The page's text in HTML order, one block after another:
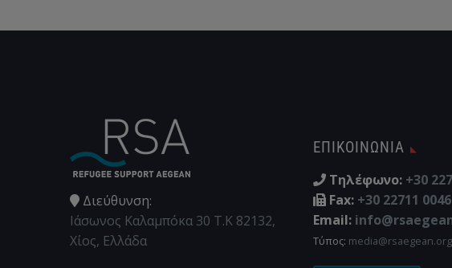
Διεύθυνση:
Ιάσωνος Καλαμπόκα 30 Τ.Κ 82132,
Χίος, Ελλάδα
ΕΠΙΚΟΙΝΩΝΊΑ
Τηλέφωνο: +30
Fax: +30 22711
Email:
Τύπος: media@rsaegean.org